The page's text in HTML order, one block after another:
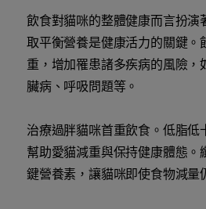
飲食對貓咪的整體健康而言扮演
取平衡營養是健康活力的關鍵。
重，增加罹患諸多疾病的風險，
臟病、呼吸問題等。
治療過胖貓咪首重飲食。低脂低
幫助愛貓減重與保持健康體態。
鍵營養素，讓貓咪即使食物減量